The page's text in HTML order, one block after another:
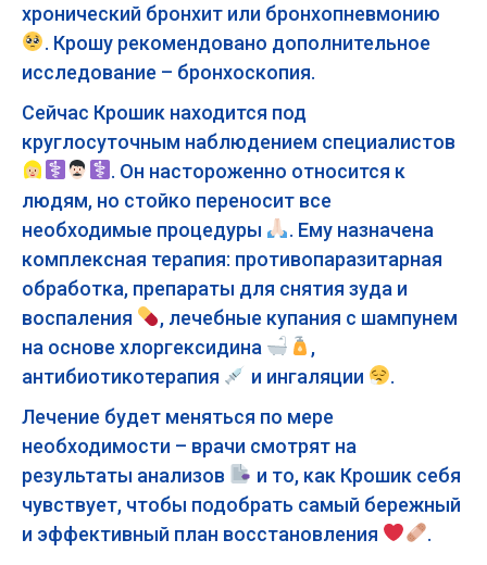
хронический бронхит или бронхопневмонию
. Крошу рекомендовано дополнительное
исследование – бронхоскопия.
Сейчас Крошик находится под
круглосуточным наблюдением специалистов
. Он настороженно относится к
людям, но стойко переносит все
необходимые процедуры
. Ему назначена
комплексная терапия: противопаразитарная
обработка, препараты для снятия зуда и
воспаления
, лечебные купания с шампунем
на основе хлоргексидина
,
антибиотикотерапия
и ингаляции
.
Лечение будет меняться по мере
необходимости – врачи смотрят на
результаты анализов
и то, как Крошик себя
чувствует, чтобы подобрать самый бережный
и эффективный план восстановления
.